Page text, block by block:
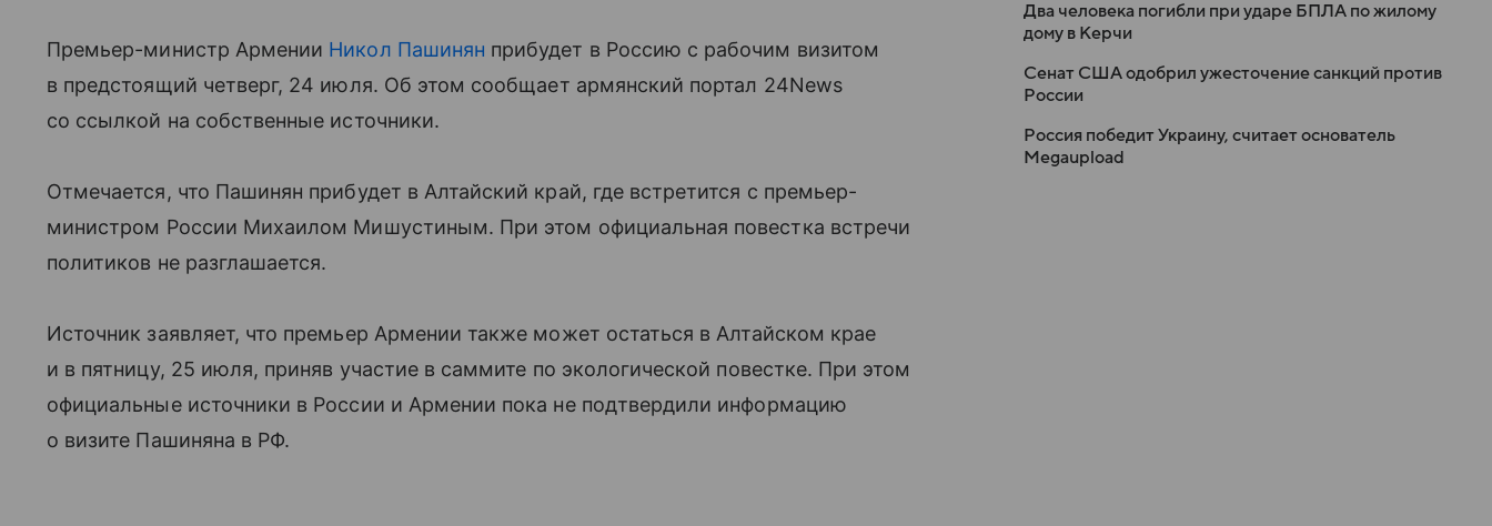
Премьер-министр Армении Никол Пашинян прибудет в Россию с рабочим визитом
в предстоящий четверг, 24 июля. Об этом сообщает армянский портал 24News
со ссылкой на собственные источники.
Отмечается, что Пашинян прибудет в Алтайский край, где встретится с премьер-
министром России Михаилом Мишустиным. При этом официальная повестка встречи
политиков не разглашается.
Источник заявляет, что премьер Армении также может остаться в Алтайском крае
и в пятницу, 25 июля, приняв участие в саммите по экологической повестке. При этом
официальные источники в России и Армении пока не подтвердили информацию
о визите Пашиняна в РФ.
Два человека погибли при ударе БПЛА по жилому
дому в Керчи
Сенат США одобрил ужесточение санкций против
России
Россия победит Украину, считает основатель
Megaupload